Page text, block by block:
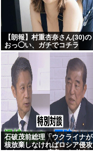
【朗報】村重杏奈さん(30)の
おっ◯い、ガチでコチラ
www
石破茂前総理「ウクライナが
核放棄しなければロシア侵攻